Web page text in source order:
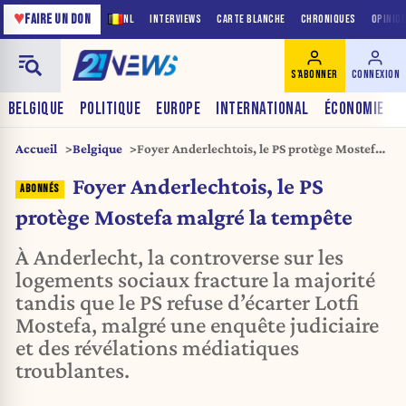
NL INTERVIEWS CARTE BLANCHE CHRONIQUES
♥FAIRE UN DON
BELGIQUE POLITIQUE EUROPE INTERNATIONAL ÉCONOMIE
S'ABONNER CONNEXION
Accueil Belgique
Foyer Anderlechtois, le PS protège Mostefa
Foyer Anderlechtois, le PS
protège Mostefa malgré la tempête
À Anderlecht, la controverse sur les
logements sociaux fracture la majorité
tandis que le PS refuse d’écarter Lotfi
Mostefa, malgré une enquête judiciaire
et des révélations médiatiques
troublantes.